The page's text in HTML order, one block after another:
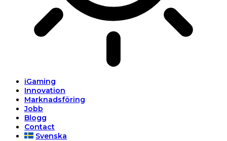
iGaming
Innovation
Marknadsföring
Jobb
Blogg
Contact
Svenska